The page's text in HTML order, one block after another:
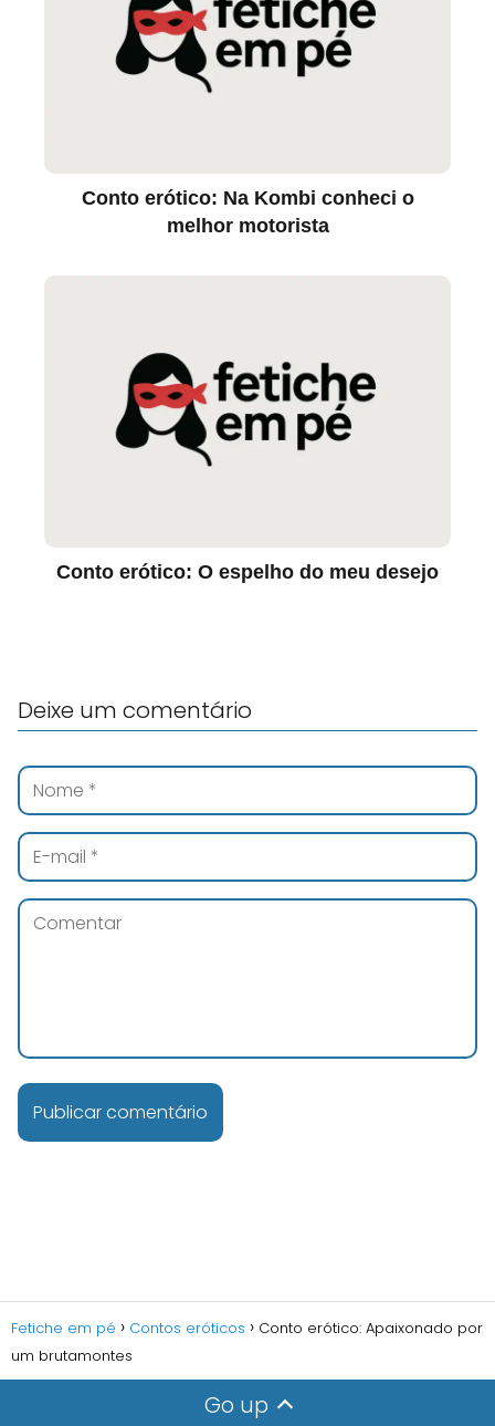
Conto erótico: Na Kombi conheci o
melhor motorista
Conto erótico: O espelho do meu desejo
Deixe um comentário
Fetiche em pé Contos eróticos
Conto erótico: Apaixonado por
um brutamontes
Go up